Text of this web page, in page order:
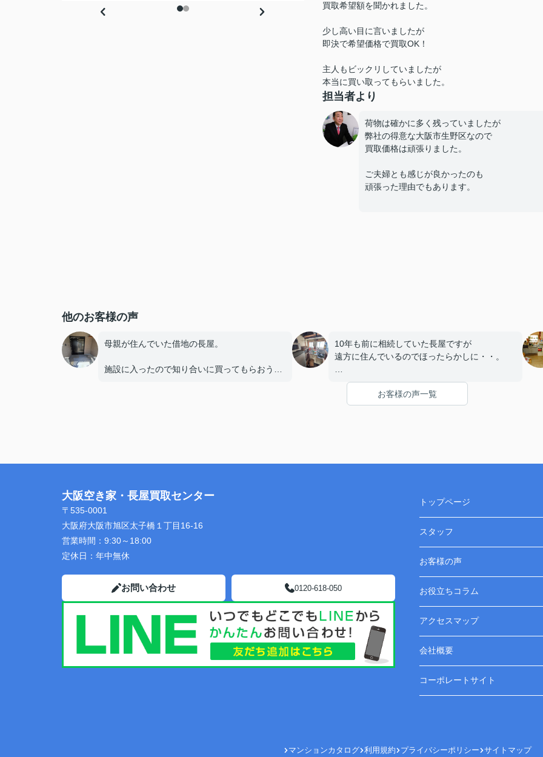
買取希望額を聞かれました。
少し高い目に言いましたが
即決で希望価格で買取OK！
主人もビックリしていましたが
本当に買い取ってもらいました。
担当者より
荷物は確かに多く残っていましたが
弊社の得意な大阪市生野区なので
買取価格は頑張りました。
ご夫婦とも感じが良かったのも
頑張った理由でもあります。
他のお客様の声
母親が住んでいた借地の長屋。
施設に入ったので知り合いに買ってもらおうと
施設まで来ていただき売却が完了しました。
10年も前に相続していた長屋ですが
遠方に住んでいるのでほったらかしに・・。
兄弟から古い家だしそろそろ処分したらと
言われ、家の近くの不動産会社に相談。
最初の不動産会社との売るのを任せる契約が
買い取ってもらいました！
お客様の声一覧
大阪空き家・長屋買取センター
〒535-0001
大阪府大阪市旭区太子橋１丁目16-16
営業時間： 9:30～18:00
定休日： 年中無休
お問い合わせ 0120-618-050
トップページ
スタッフ
お客様の声
お役立ちコラム
アクセスマップ
会社概要
コーポレートサイト
マンションカタログ 利用規約 プライバシーポリシー サイトマップ